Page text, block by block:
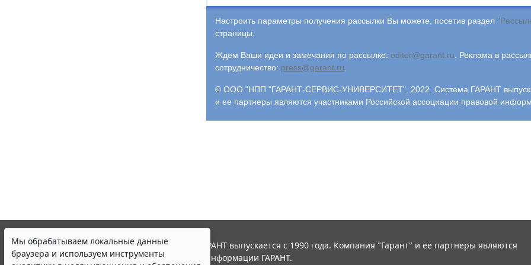
Настроить параметры получения рассылки Вы можете, посетив раздел
страницы.
Ждем Ваши идеи и замечания по рассылке: editor@garant.ru. Реклама в
сотрудничество: press@garant.ru.
© ООО "НПП "ГАРАНТ-СЕРВИС-УНИВЕРСИТЕТ", 2022. Система ГАРАНТ
и ее партнеры являются участниками Российской ассоциации правовой
Мы обрабатываем локальные данные
браузера и используем инструменты
© ООО "НПП "ГАРАНТ-СЕРВИС", 2026. Система ГАРАНТ выпускается с 1990 года. Компания "Гарант" и ее партнеры являются
участниками Российской ассоциации правовой информации ГАРАНТ.